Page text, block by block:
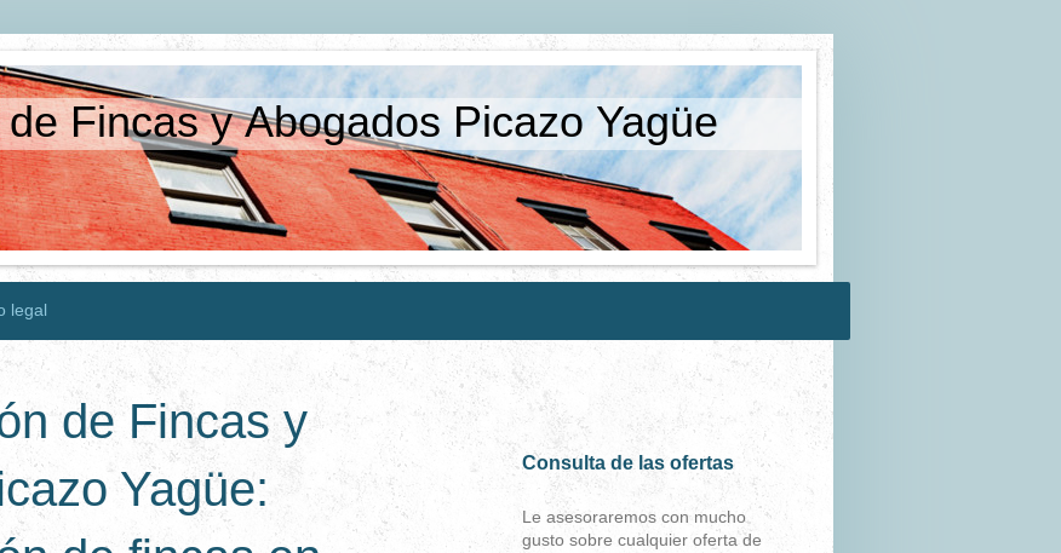
Fincas y Abogados Picazo Yagüe
legal
de Fincas y
Yagüe:
Consulta de las ofertas
Le asesoraremos con mucho
gusto sobre cualquier oferta de